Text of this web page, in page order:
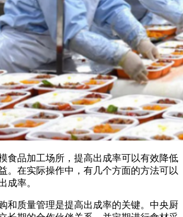
食品加工场所，提高出成率可以有效降低
。在实际操作中，有几个方面的方法可以
成率。
和质量管理是提高出成率的关键。中央厨